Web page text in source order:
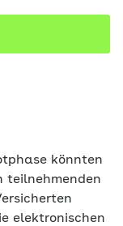
könnten
teilnehmenden
elektronischen